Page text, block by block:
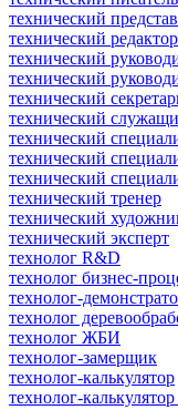
технический
технический редактор
технический
технический
технический
технический
технический
технический
технический
технический тренер
технический
технический эксперт
технолог R&D
технолог бизнес-
технолог-
технолог
технолог ЖБИ
технолог-замерщик
технолог-калькулятор
технолог-